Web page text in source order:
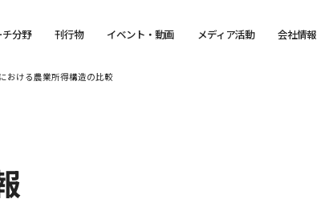
チ分野 刊行物 イベント・動画 メディア活動 会社情報
おける農業所得構造の比較